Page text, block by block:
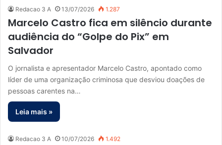
Redacao 3 A 13/07/2026 1.287
Marcelo Castro fica em silêncio durante
audiência do “Golpe do Pix” em
Salvador
O jornalista e apresentador Marcelo Castro, apontado como
líder de uma organização criminosa que desviou doações de
pessoas carentes na…
Leia mais »
Redacao 3 A 10/07/2026 1.492